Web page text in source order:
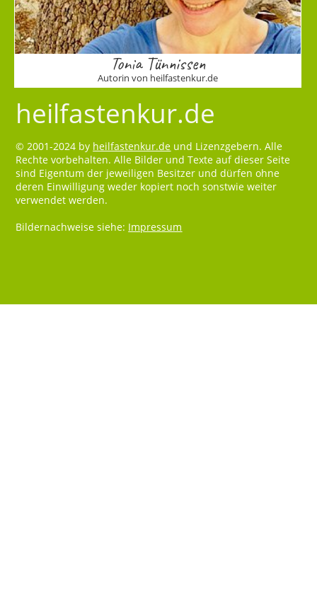
Tonia Tünnissen
Autorin von heilfastenkur.de
heilfastenkur.de
© 2001-2024 by heilfastenkur.de und Lizenzgebern. Alle
Rechte vorbehalten. Alle Bilder und Texte auf dieser Seite
sind Eigentum der jeweiligen Besitzer und dürfen ohne
deren Einwilligung weder kopiert noch sonstwie weiter
verwendet werden.
Bildernachweise siehe: Impressum